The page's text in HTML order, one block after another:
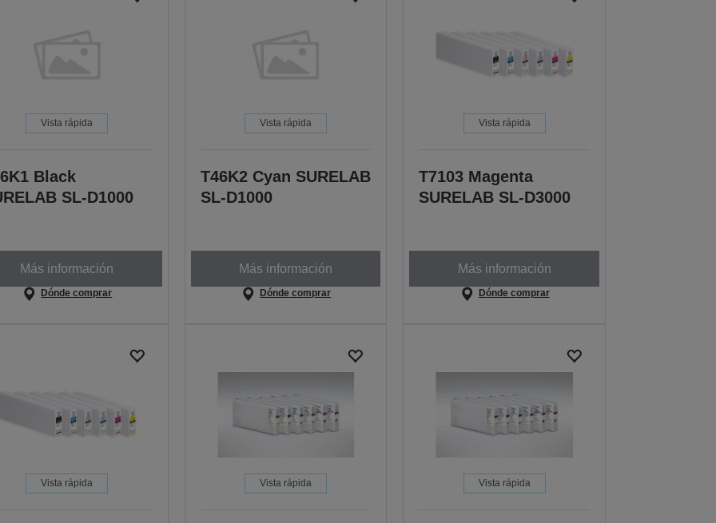
Vista rápida
Black
SL-D1000
Más información
Dónde comprar
Vista rápida
T46K2 Cyan SURELAB
SL-D1000
Más información
Dónde comprar
Vista rápida
T7103 Magenta
SURELAB SL-D3000
Más información
Dónde comprar
Vista rápida Vista rápida Vista rápida